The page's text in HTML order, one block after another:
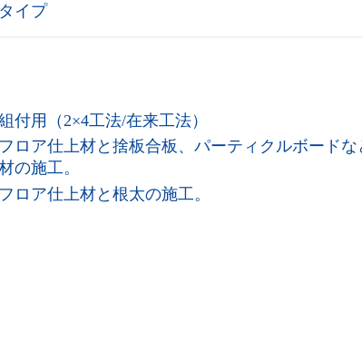
イプ
付用（2×4工法/在来工法）
ロア仕上材と捨板合板、パーティクルボードな
の施工。
ロア仕上材と根太の施工。